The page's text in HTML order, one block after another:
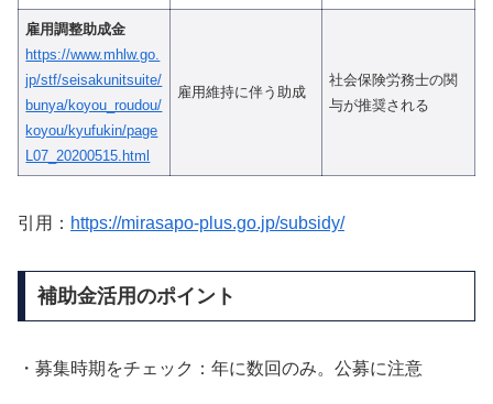
雇用調整助成金
https://www.mhlw.go.
jp/stf/seisakunitsuite/
bunya/koyou_roudou/
koyou/kyufukin/page
L07_20200515.html
雇用維持に伴う助成
社会保険労務士の関
与が推奨される
引用： https://mirasapo-plus.go.jp/subsidy/
補助金活用のポイント
・募集時期をチェック：年に数回のみ。公募に注意